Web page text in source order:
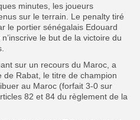
minutes, les joueurs
sur le terrain. Le penalty tiré
le portier sénégalais Edouard
le but de la victoire du
sur un recours du Maroc, a
Rabat, le titre de champion
au Maroc (forfait 3-0 sur
82 et 84 du règlement de la